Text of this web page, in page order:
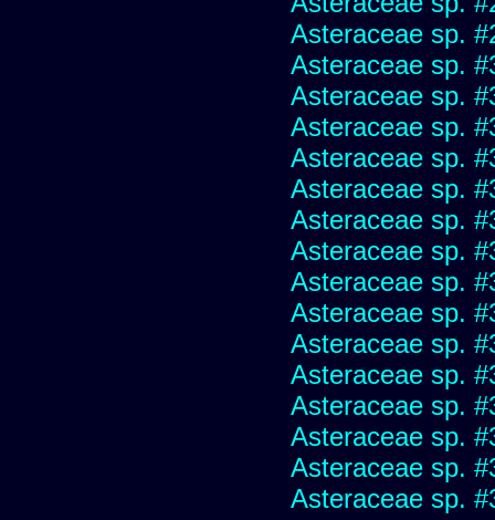
Asteraceae sp.
Asteraceae sp.
Asteraceae sp.
Asteraceae sp.
Asteraceae sp.
Asteraceae sp.
Asteraceae sp.
Asteraceae sp.
Asteraceae sp.
Asteraceae sp.
Asteraceae sp.
Asteraceae sp.
Asteraceae sp.
Asteraceae sp.
Asteraceae sp.
Asteraceae sp.